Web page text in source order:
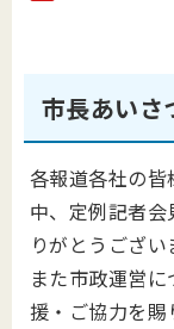
市長あいさ
各報道各社の
中、定例記者
りがとうござい
また市政運営
援・ご協力を賜